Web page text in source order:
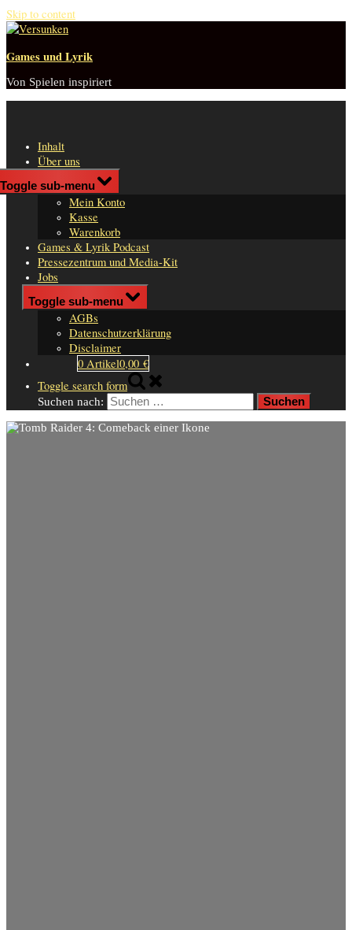
Skip to content
Games und Lyrik
Von Spielen inspiriert
Inhalt
Über uns
Shop
Toggle sub-menu
Mein Konto
Kasse
Warenkorb
Games & Lyrik Podcast
Pressezentrum und Media-Kit
Jobs
Impressum
Toggle sub-menu
AGBs
Datenschutzerklärung
Disclaimer
0 Artikel0,00 €
Toggle search form
Suchen nach: